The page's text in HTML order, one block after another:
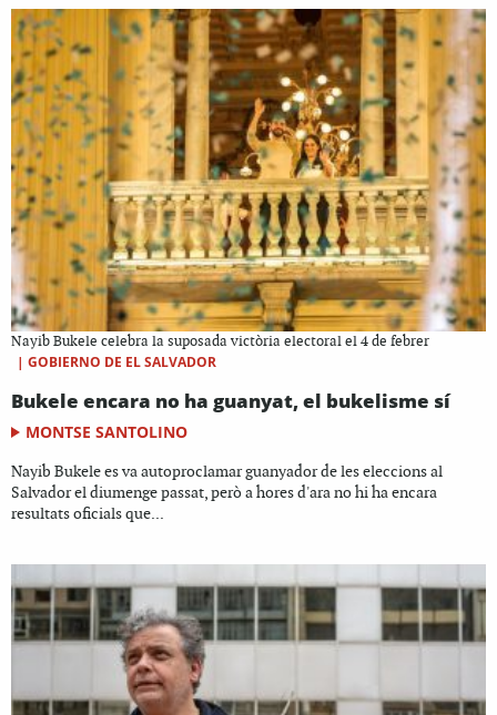
Nayib Bukele celebra la suposada victòria electoral el 4 de febrer
| GOBIERNO DE EL SALVADOR
Bukele encara no ha guanyat, el bukelisme sí
MONTSE SANTOLINO
Nayib Bukele es va autoproclamar guanyador de les eleccions al
Salvador el diumenge passat, però a hores d'ara no hi ha encara
resultats oficials que...